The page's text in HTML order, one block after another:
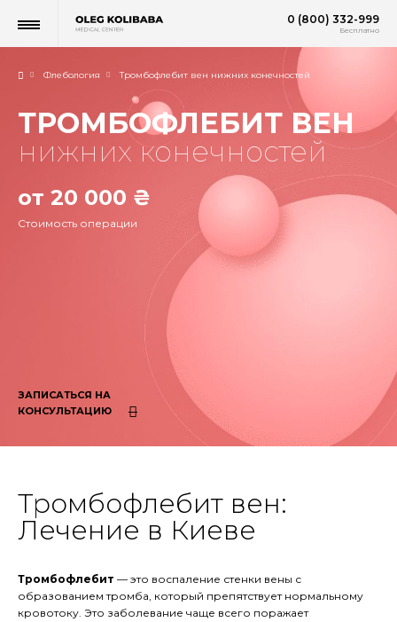
0 (800) 332-999
Бесплатно
Флебология Тромбофлебит вен нижних конечностей
ТРОМБОФЛЕБИТ ВЕН
нижних конечностей
от 20 000 ₴
Стоимость операции
ЗАПИСАТЬСЯ НА
КОНСУЛЬТАЦИЮ
Тромбофлебит вен:
Лечение в Киеве
Тромбофлебит — это воспаление стенки вены с
образованием тромба, который препятствует нормальному
кровотоку. Это заболевание чаще всего поражает